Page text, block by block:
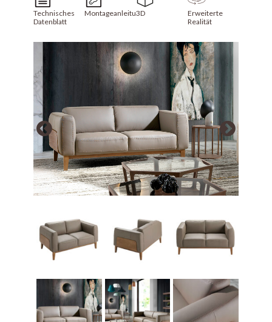
Technisches
Datenblatt
Montageanleitung
3D
Erweiterte
Realität